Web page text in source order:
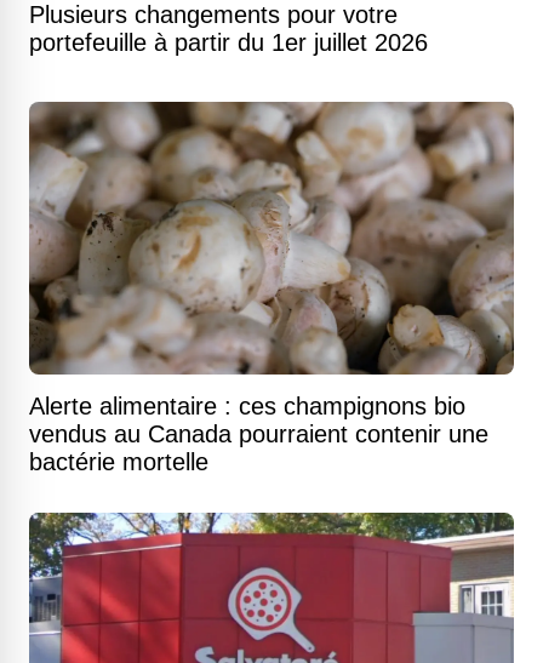
Plusieurs changements pour votre
portefeuille à partir du 1er juillet 2026
Alerte alimentaire : ces champignons bio
vendus au Canada pourraient contenir une
bactérie mortelle